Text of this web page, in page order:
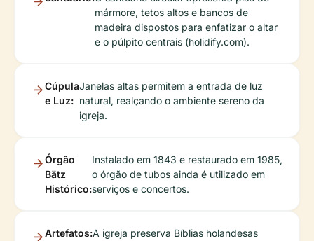
mármore, tetos altos e bancos de
madeira dispostos para enfatizar o altar
e o púlpito centrais (holidify.com).
Cúpula
e Luz:
Janelas altas permitem a entrada de luz
natural, realçando o ambiente sereno da
igreja.
Órgão
Bätz
Histórico:
Instalado em 1843 e restaurado em 1985,
o órgão de tubos ainda é utilizado em
serviços e concertos.
Artefatos:A igreja preserva Bíblias holandesas